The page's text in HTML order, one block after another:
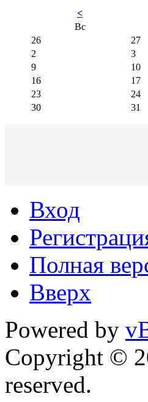
<
Вс
26
27
2
3
9
10
16
17
23
24
30
31
Вход
Полная
Вверх
Powered by
Copyright ©
reserved.